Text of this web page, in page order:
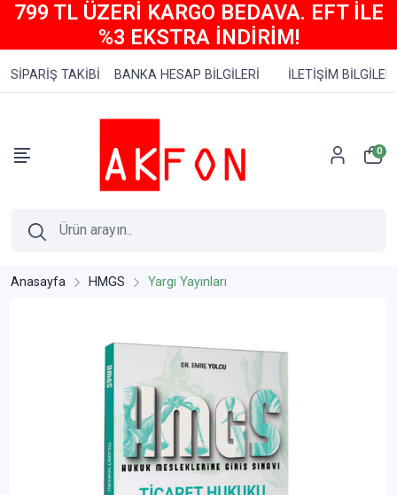
799 TL ÜZERİ KARGO BEDAVA. EFT İLE
%3 EKSTRA İNDİRİM!
SİPARİŞ TAKİBİ BANKA HESAP BİLGİLERİ İLETİŞİM BİLGİLERİ
0
Anasayfa HMGS Yargı Yayınları